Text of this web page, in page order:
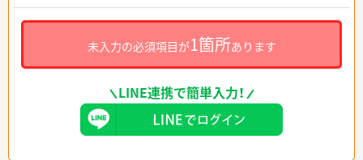
未入力の必須項目が1箇所あります
LINE連携で簡単入力！